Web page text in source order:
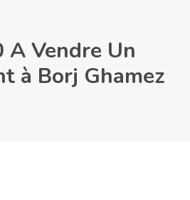
A Vendre Un
à Borj Ghamez